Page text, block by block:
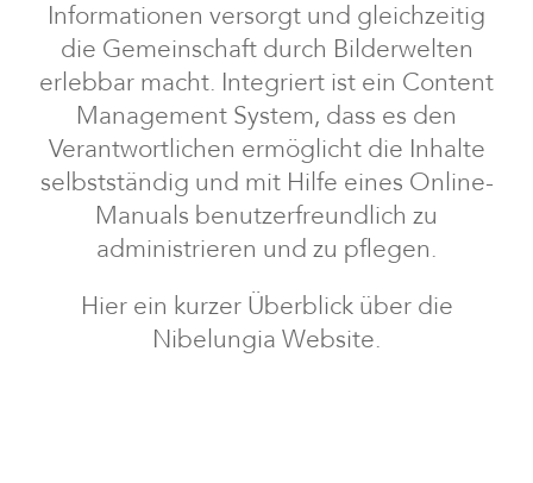
Informationen versorgt und gleichzeitig
die Gemeinschaft durch Bilderwelten
erlebbar macht. Integriert ist ein Content
Management System, dass es den
Verantwortlichen ermöglicht die Inhalte
selbstständig und mit Hilfe eines Online-
Manuals benutzerfreundlich zu
administrieren und zu pflegen.
Hier ein kurzer Überblick über die
Nibelungia Website.